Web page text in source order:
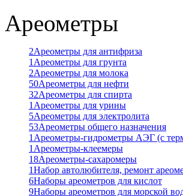
Ареометры
2Ареометры для антифриза
1 Ареометры для грунта
2Ареометры для молока
50Ареометры для нефти
32Ареометры для спирта
1 Ареометры для урины
5Ареометры для электролита
53Ареометры общего назначения
1 Ареометры-гидрометры АЭГ (с
1 Ареометры-клеемеры
18Ареометры-сахаромеры
1Набор автолюбителя, ремонт
6Наборы ареометров для кислот
9Наборы ареометров для морской